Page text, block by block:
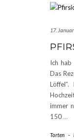
17.
Ich hab
Das
immer
150…
Torten -